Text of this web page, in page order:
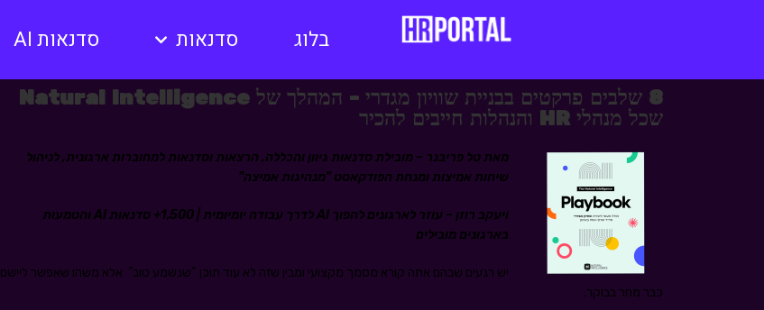
בלוג סדנאות סדנאות AI
8 שלבים פרקטים בבניית שוויון מגדרי - המהלך של Natural Intelligence
שכל מנהלי HR והנהלות חייבים להכיר
מאת טל פריבנר – מובילת סדנאות גיוון והכללה, הרצאות וסדנאות למחוברות ארגונית, לניהול
שיחות אמיצות ומנחת הפודקאסט "מנהיגות אמיצה"
ויעקב רוזן – עוזר לארגונים להפוך AI לדרך עבודה יומיומית | 1,500+ סדנאות AI והטמעות
בארגונים מובילים
יש רגעים שבהם אתה קורא מסמך מקצועי ומבין שזה לא עוד תוכן “שנשמע טוב” אלא משהו שאפשר ליישם
כבר מחר בבוקר.